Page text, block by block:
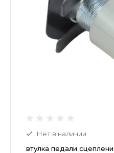
Нет в наличии
втулка педали